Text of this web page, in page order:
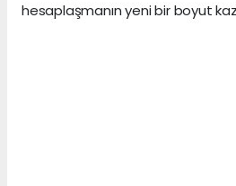
hesaplaşmanın yeni bir boyut